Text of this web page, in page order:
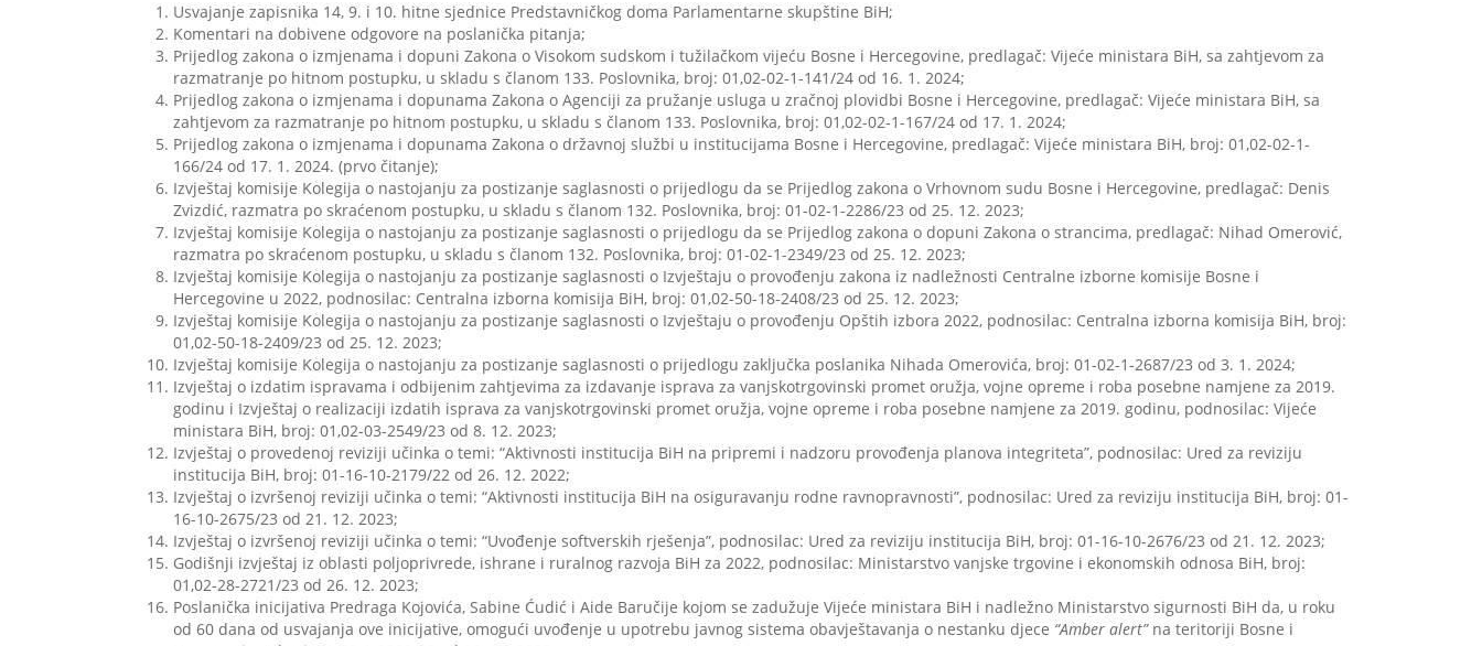
Usvajanje zapisnika 14, 9. i 10. hitne sjednice Predstavničkog doma Parlamentarne skupštine BiH;
Komentari na dobivene odgovore na poslanička pitanja;
Prijedlog zakona o izmjenama i dopuni Zakona o Visokom sudskom i tužilačkom vijeću Bosne i Hercegovine, predlagač: Vijeće ministara BiH, sa zahtjevom za
razmatranje po hitnom postupku, u skladu s članom 133. Poslovnika, broj: 01,02-02-1-141/24 od 16. 1. 2024;
Prijedlog zakona o izmjenama i dopunama Zakona o Agenciji za pružanje usluga u zračnoj plovidbi Bosne i Hercegovine, predlagač: Vijeće ministara BiH, sa
zahtjevom za razmatranje po hitnom postupku, u skladu s članom 133. Poslovnika, broj: 01,02-02-1-167/24 od 17. 1. 2024;
Prijedlog zakona o izmjenama i dopunama Zakona o državnoj službi u institucijama Bosne i Hercegovine, predlagač: Vijeće ministara BiH, broj: 01,02-02-1-
166/24 od 17. 1. 2024. (prvo čitanje);
Izvještaj komisije Kolegija o nastojanju za postizanje saglasnosti o prijedlogu da se Prijedlog zakona o Vrhovnom sudu Bosne i Hercegovine, predlagač: Denis
Zvizdić, razmatra po skraćenom postupku, u skladu s članom 132. Poslovnika, broj: 01-02-1-2286/23 od 25. 12. 2023;
Izvještaj komisije Kolegija o nastojanju za postizanje saglasnosti o prijedlogu da se Prijedlog zakona o dopuni Zakona o strancima, predlagač: Nihad Omerović,
razmatra po skraćenom postupku, u skladu s članom 132. Poslovnika, broj: 01-02-1-2349/23 od 25. 12. 2023;
Izvještaj komisije Kolegija o nastojanju za postizanje saglasnosti o Izvještaju o provođenju zakona iz nadležnosti Centralne izborne komisije Bosne i
Hercegovine u 2022, podnosilac: Centralna izborna komisija BiH, broj: 01,02-50-18-2408/23 od 25. 12. 2023;
Izvještaj komisije Kolegija o nastojanju za postizanje saglasnosti o Izvještaju о provođenju Opštih izbora 2022, podnosilac: Centralna izborna komisija BiH, broj:
01,02-50-18-2409/23 od 25. 12. 2023;
Izvještaj komisije Kolegija o nastojanju za postizanje saglasnosti o prijedlogu zaključka poslanika Nihada Omerovića, broj: 01-02-1-2687/23 od 3. 1. 2024;
Izvještaj o izdatim ispravama i odbijenim zahtjevima za izdavanje isprava za vanjskotrgovinski promet oružja, vojne opreme i roba posebne namjene za 2019.
godinu i Izvještaj o realizaciji izdatih isprava za vanjskotrgovinski promet oružja, vojne opreme i roba posebne namjene za 2019. godinu, podnosilac: Vijeće
ministara BiH, broj: 01,02-03-2549/23 od 8. 12. 2023;
Izvještaj o provedenoj reviziji učinka o temi: “Aktivnosti institucija BiH na pripremi i nadzoru provođenja planova integriteta”, podnosilac: Ured za reviziju
institucija BiH, broj: 01-16-10-2179/22 od 26. 12. 2022;
Izvještaj o izvršenoj reviziji učinka o temi: “Aktivnosti institucija BiH na osiguravanju rodne ravnopravnosti”, podnosilac: Ured za reviziju institucija BiH, broj: 01-
16-10-2675/23 od 21. 12. 2023;
Izvještaj o izvršenoj reviziji učinka o temi: “Uvođenje softverskih rješenja”, podnosilac: Ured za reviziju institucija BiH, broj: 01-16-10-2676/23 od 21. 12. 2023;
Godišnji izvještaj iz oblasti poljoprivrede, ishrane i ruralnog razvoja BiH za 2022, podnosilac: Ministarstvo vanjske trgovine i ekonomskih odnosa BiH, broj:
01,02-28-2721/23 od 26. 12. 2023;
Poslanička inicijativa Predraga Kojovića, Sabine Ćudić i Aide Baručije kojom se zadužuje Vijeće ministara BiH i nadležno Ministarstvo sigurnosti BiH da, u roku
od 60 dana od usvajanja ove inicijative, omogući uvođenje u upotrebu javnog sistema obavještavanja o nestanku djece “Amber alert”na teritoriji Bosne i